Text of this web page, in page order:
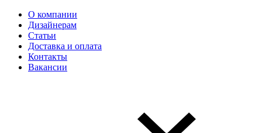
О компании
Дизайнерам
Статьи
Доставка и оплата
Контакты
Вакансии